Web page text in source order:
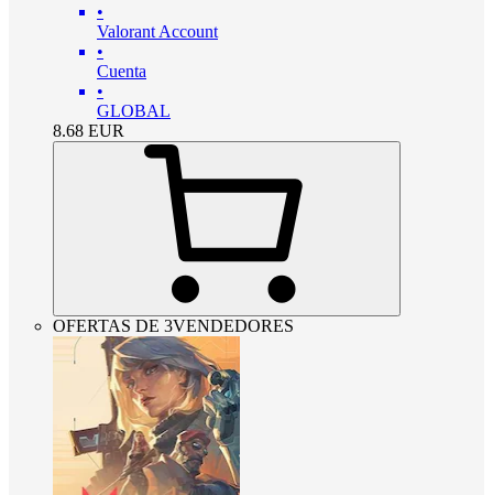
•
Valorant Account
•
Cuenta
•
GLOBAL
8.68 EUR
OFERTAS DE 3VENDEDORES